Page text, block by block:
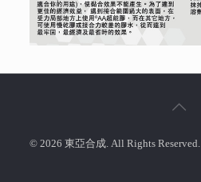
© 2026 東亞合成. All Rights Reserved.